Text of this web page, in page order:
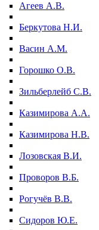
Агеев А.В.
Беркутова Н.И.
Васин А.М.
Горошко О.В.
Зильберлейб С.В.
Казимирова А.А.
Казимирова Н.В.
Лозовская В.И.
Проворов В.Б.
Рогучёв В.В.
Сидоров Ю.Е.